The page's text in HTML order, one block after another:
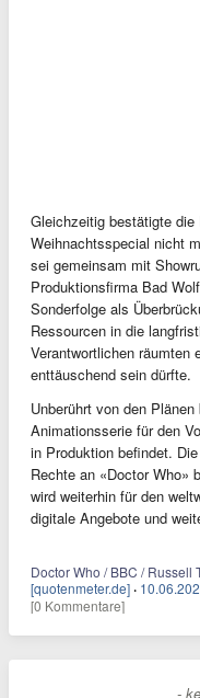
Gleichzeitig bestätigte
Weihnachtsspecial nicht
sei gemeinsam mit
Produktionsfirma Bad
Sonderfolge als
Ressourcen in die
Verantwortlichen räumten
enttäuschend sein dürfte.
Unberührt von den
Animationsserie für den
in Produktion befindet.
Rechte an «Doctor Who»
wird weiterhin für den
digitale Angebote und
Doctor Who / BBC / Russell
[quotenmeter.de] ·
[0 Kommentare]
-